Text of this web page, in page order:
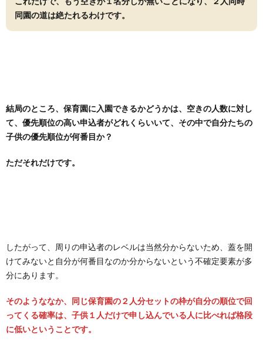
同園の道は絶たれるわけです。
結局のところ、保育園に入園できるかどうかは、空きの人数に対し
て、優先順位の高い申込者がどれくらいいて、その中で自分たちの
子供の優先順位が何番目か？
ただそれだけです。
したがって、周りの申込者のレベルは当然分からないため、蓋を開
けてみないと自分が何番目なのか分からないという不確定要素が多
分にあります。
そのようななか、同じ保育園の２人分セットの枠が自分の順位で回
ってくる確率は、子供１人だけで申し込んでいる人に比べれば格段
に低いということです。